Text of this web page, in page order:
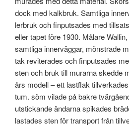
dock med kalkbruk. Samtliga
lerbruk och finputsades med
eller tapet före 1930. Målare
samtliga innerväggar, mönstrade
tak reviterades och finputsades
sten och bruk till murarna skedde
års modell – ett lastflak
tum. söm vilade på bakre
utstickande ändarna spikades
lastades sten för transport från